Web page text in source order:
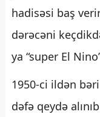
hadisəsi baş
dərəcəni
ya “super El
1950-ci ildən
dəfə qeydə